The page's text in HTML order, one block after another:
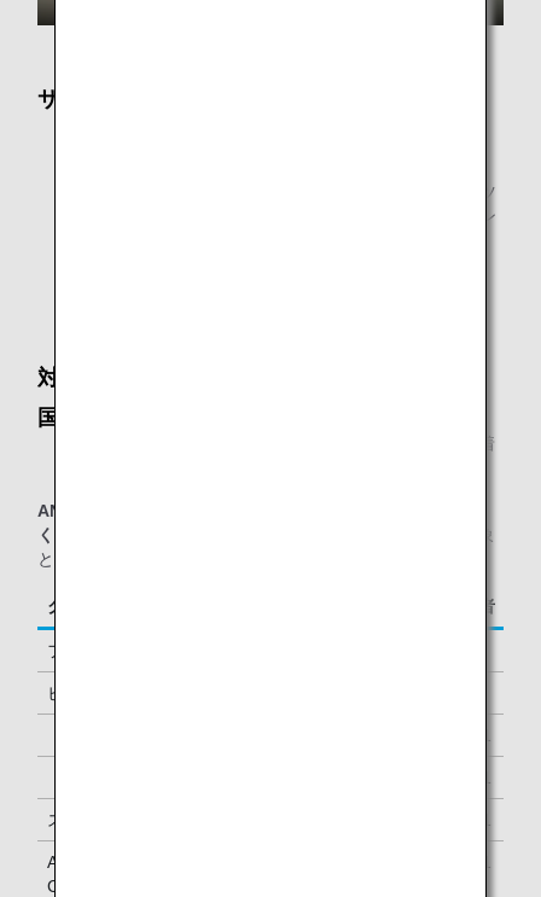
サービス内容
新聞・雑誌はANAアプリによるデジタル版コンテンツ
を提供しております。お客様ご自身のスマートフォン
対象のお客様
国際線到着ラウンジとして
* 他のスター アライアンス加盟航空会社運航便でご到着
ANAグループ運航便国際線（エアージャパン(NQ)便名を除
く）
をご利用の、以下に該当する当日ご到着のお客様が対象
となります。
クラス／ステイタス ご同行者
ファーストクラス
ビジネスクラス
スーパーフライヤーズ会員
ANA Million Miler Program「Lounge Access
Card」をお持ちのお客様